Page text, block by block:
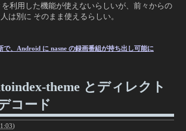
を利用した機能が使えないらしいが、前々からの
は別に そのまま使えるらしい。
で、Android に nasne の録画番組が持ち出し可能に
theme とディレクト
コード
)